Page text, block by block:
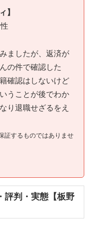
】
ましたが、返済が
の件で確認した
確認はしないけど
うことが後でわか
り退職せざるをえ
証するものではありませ
評判・実態【板野